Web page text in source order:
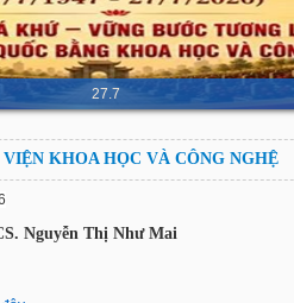
27.7
KHOA HỌC VÀ CÔNG NGHỆ
Nguyễn Thị Như Mai